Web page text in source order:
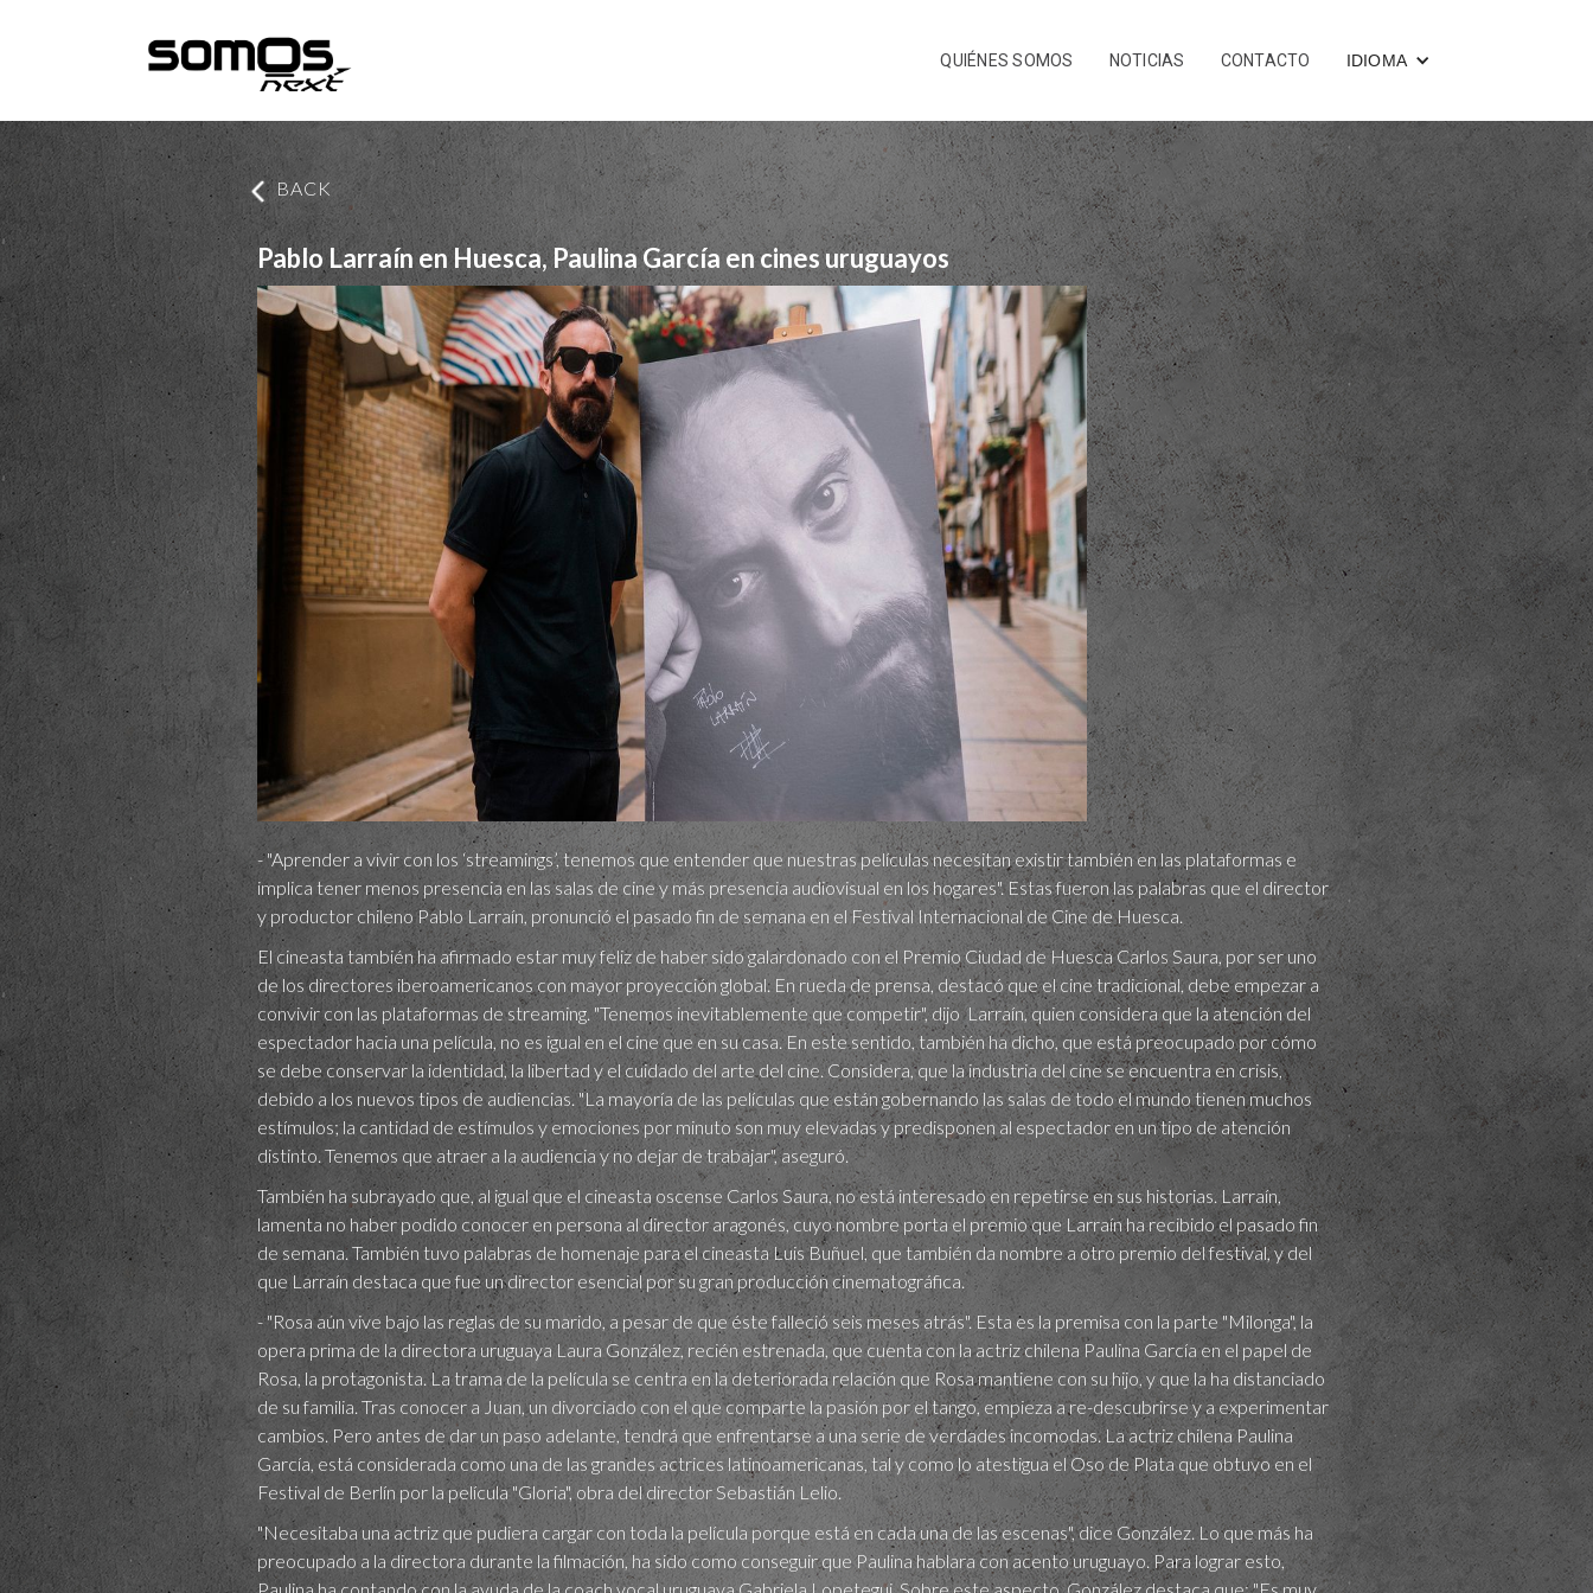
QUIÉNES SOMOS NOTICIAS CONTACTO IDIOMA
BACK
Pablo Larraín en Huesca, Paulina García en cines uruguayos
- "Aprender a vivir con los ‘streamings’, tenemos que entender que nuestras películas necesitan existir también en las plataformas e
implica tener menos presencia en las salas de cine y más presencia audiovisual en los hogares". Estas fueron las palabras que el director
y productor chileno Pablo Larraín, pronunció el pasado fin de semana en el Festival Internacional de Cine de Huesca.
El cineasta también ha afirmado estar muy feliz de haber sido galardonado con el Premio Ciudad de Huesca Carlos Saura, por ser uno
de los directores iberoamericanos con mayor proyección global. En rueda de prensa, destacó que el cine tradicional, debe empezar a
convivir con las plataformas de streaming. "Tenemos inevitablemente que competir", dijo Larraín, quien considera que la atención del
espectador hacia una película, no es igual en el cine que en su casa. En este sentido, también ha dicho, que está preocupado por cómo
se debe conservar la identidad, la libertad y el cuidado del arte del cine. Considera, que la industria del cine se encuentra en crisis,
debido a los nuevos tipos de audiencias. "La mayoría de las películas que están gobernando las salas de todo el mundo tienen muchos
estímulos; la cantidad de estímulos y emociones por minuto son muy elevadas y predisponen al espectador en un tipo de atención
distinto. Tenemos que atraer a la audiencia y no dejar de trabajar", aseguró.
También ha subrayado que, al igual que el cineasta oscense Carlos Saura, no está interesado en repetirse en sus historias. Larraín,
lamenta no haber podido conocer en persona al director aragonés, cuyo nombre porta el premio que Larraín ha recibido el pasado fin
de semana. También tuvo palabras de homenaje para el cineasta Luis Buñuel, que también da nombre a otro premio del festival, y del
que Larraín destaca que fue un director esencial por su gran producción cinematográfica.
- "Rosa aún vive bajo las reglas de su marido, a pesar de que éste falleció seis meses atrás". Esta es la premisa con la parte "Milonga", la
opera prima de la directora uruguaya Laura González, recién estrenada, que cuenta con la actriz chilena Paulina García en el papel de
Rosa, la protagonista. La trama de la película se centra en la deteriorada relación que Rosa mantiene con su hijo, y que la ha distanciado
de su familia. Tras conocer a Juan, un divorciado con el que comparte la pasión por el tango, empieza a re-descubrirse y a experimentar
cambios. Pero antes de dar un paso adelante, tendrá que enfrentarse a una serie de verdades incomodas. La actriz chilena Paulina
García, está considerada como una de las grandes actrices latinoamericanas, tal y como lo atestigua el Oso de Plata que obtuvo en el
Festival de Berlín por la película "Gloria", obra del director Sebastián Lelio.
"Necesitaba una actriz que pudiera cargar con toda la película porque está en cada una de las escenas", dice González. Lo que más ha
preocupado a la directora durante la filmación, ha sido como conseguir que Paulina hablara con acento uruguayo. Para lograr esto,